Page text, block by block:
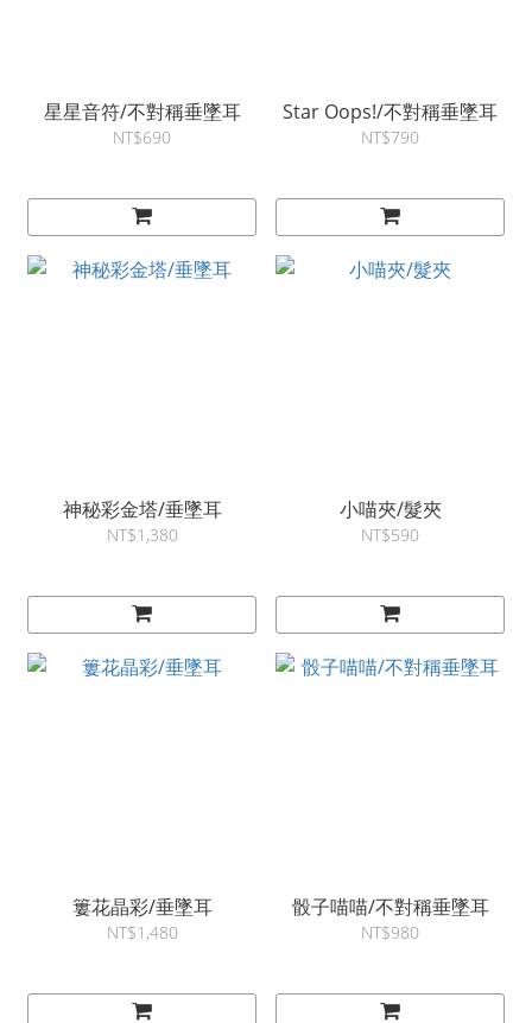
星星音符/不對稱垂墜耳
NT$690
Star Oops!/不對稱垂墜耳
NT$790
神秘彩金塔/垂墜耳
NT$1,380
小喵夾/髮夾
NT$590
簍花晶彩/垂墜耳
NT$1,480
骰子喵喵/不對稱垂墜耳
NT$980